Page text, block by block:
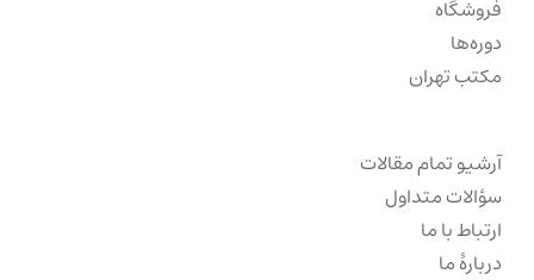
فروشگاه
دوره‌ها
مکتب تهران
آرشیو تمام مقالات
سؤالات متداول
ارتباط با ما
دربارهٔ ما